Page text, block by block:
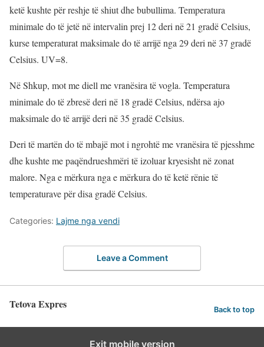
ketë kushte për reshje të shiut dhe bubullima. Temperatura
minimale do të jetë në intervalin prej 12 deri në 21 gradë Celsius,
kurse temperaturat maksimale do të arrijë nga 29 deri në 37 gradë
Celsius. UV=8.
Në Shkup, mot me diell me vranësira të vogla. Temperatura
minimale do të zbresë deri në 18 gradë Celsius, ndërsa ajo
maksimale do të arrijë deri në 35 gradë Celsius.
Deri të martën do të mbajë mot i ngrohtë me vranësira të pjesshme
dhe kushte me paqëndrueshmëri të izoluar kryesisht në zonat
malore. Nga e mërkura nga e mërkura do të ketë rënie të
temperaturave për disa gradë Celsius.
Categories: Lajme nga vendi
Leave a Comment
Tetova Expres Back to top
Exit mobile version